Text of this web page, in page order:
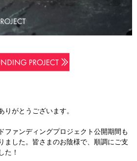
りがとうございます。
ファンディングプロジェクト公開期間も
ました。皆さまのお陰様で、順調にご支
た！